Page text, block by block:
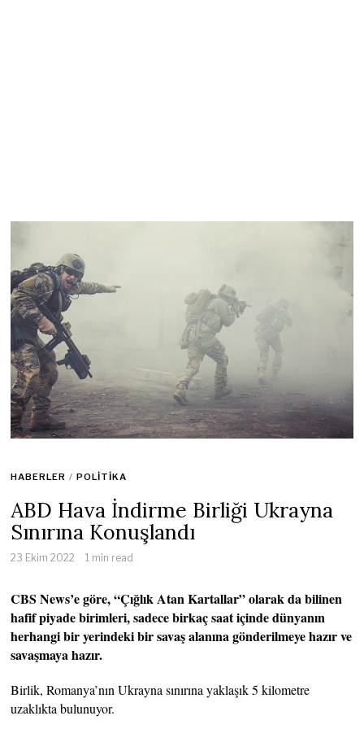
HABERLER / POLITIKA
ABD Hava İndirme Birliği Ukrayna
Sınırına Konuşlandı
23 Ekim 2022 1 min read
CBS News’e göre, “Çığlık Atan Kartallar” olarak da bilinen
hafif piyade birimleri, sadece birkaç saat içinde dünyanın
herhangi bir yerindeki bir savaş alanına gönderilmeye hazır ve
savaşmaya hazır.
Birlik, Romanya’nın Ukrayna sınırına yaklaşık 5 kilometre
uzaklıkta bulunuyor.